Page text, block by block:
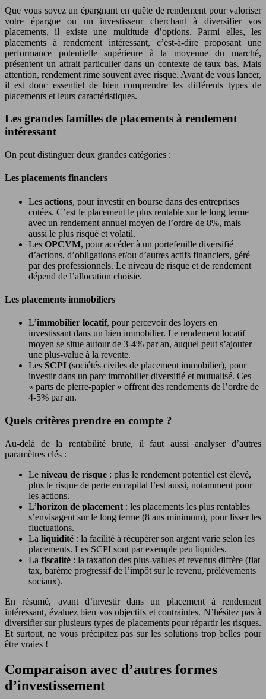
Que vous soyez un épargnant en quête de rendement pour valoriser
votre épargne ou un investisseur cherchant à diversifier vos
placements, il existe une multitude d’options. Parmi elles, les
placements à rendement intéressant, c’est-à-dire proposant une
performance potentielle supérieure à la moyenne du marché,
présentent un attrait particulier dans un contexte de taux bas. Mais
attention, rendement rime souvent avec risque. Avant de vous lancer,
il est donc essentiel de bien comprendre les différents types de
placements et leurs caractéristiques.
Les grandes familles de placements à rendement
intéressant
On peut distinguer deux grandes catégories :
Les placements financiers
Les actions, pour investir en bourse dans des entreprises
cotées. C’est le placement le plus rentable sur le long terme
avec un rendement annuel moyen de l’ordre de 8%, mais
aussi le plus risqué et volatil.
Les OPCVM, pour accéder à un portefeuille diversifié
d’actions, d’obligations et/ou d’autres actifs financiers, géré
par des professionnels. Le niveau de risque et de rendement
dépend de l’allocation choisie.
Les placements immobiliers
L’immobilier locatif, pour percevoir des loyers en
investissant dans un bien immobilier. Le rendement locatif
moyen se situe autour de 3-4% par an, auquel peut s’ajouter
une plus-value à la revente.
Les SCPI (sociétés civiles de placement immobilier), pour
investir dans un parc immobilier diversifié et mutualisé. Ces
« parts de pierre-papier » offrent des rendements de l’ordre de
4-5% par an.
Quels critères prendre en compte ?
Au-delà de la rentabilité brute, il faut aussi analyser d’autres
paramètres clés :
Le niveau de risque : plus le rendement potentiel est élevé,
plus le risque de perte en capital l’est aussi, notamment pour
les actions.
L’horizon de placement : les placements les plus rentables
s’envisagent sur le long terme (8 ans minimum), pour lisser les
fluctuations.
La liquidité : la facilité à récupérer son argent varie selon les
placements. Les SCPI sont par exemple peu liquides.
La fiscalité : la taxation des plus-values et revenus diffère (flat
tax, barème progressif de l’impôt sur le revenu, prélèvements
sociaux).
En résumé, avant d’investir dans un placement à rendement
intéressant, évaluez bien vos objectifs et contraintes. N’hésitez pas à
diversifier sur plusieurs types de placements pour répartir les risques.
Et surtout, ne vous précipitez pas sur les solutions trop belles pour
être vraies !
Comparaison avec d’autres formes
d’investissement